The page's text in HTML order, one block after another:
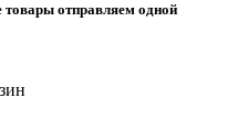
товары отправляем одной